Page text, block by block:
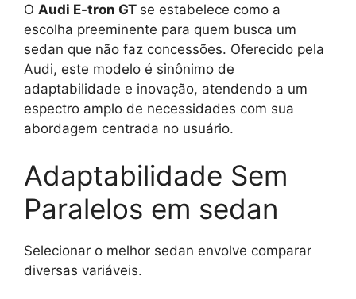
O Audi E-tron GT se estabelece como a
escolha preeminente para quem busca um
sedan que não faz concessões. Oferecido pela
Audi, este modelo é sinônimo de
adaptabilidade e inovação, atendendo a um
espectro amplo de necessidades com sua
abordagem centrada no usuário.
Adaptabilidade Sem
Paralelos em sedan
Selecionar o melhor sedan envolve comparar
diversas variáveis.